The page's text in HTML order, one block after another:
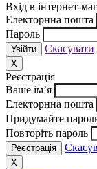
Вхід в інтернет-
Електорнна пошта
Пароль
Скасувати
X
Реєстрація
Ваше ім’я
Електорнна пошта
Придумайте
Повторіть пароль
X